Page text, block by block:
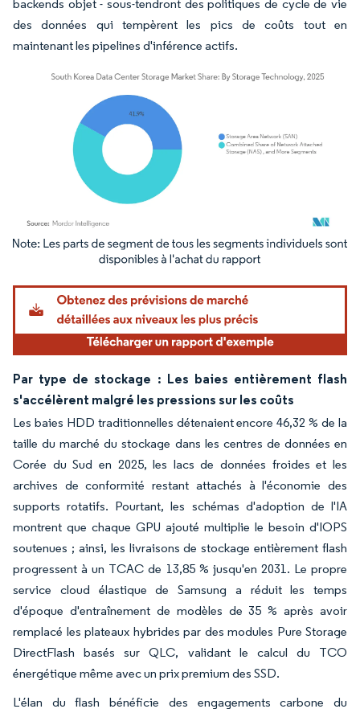
backends objet - sous-tendront des politiques de cycle de vie
des données qui tempèrent les pics de coûts tout en
maintenant les pipelines d'inférence actifs.
Image © Mordor Intelligence. La réutilisation nécessite une attribution sous CC BY
Par type de stockage : Les baies entièrement flash
s'accélèrent malgré les pressions sur les coûts
Les baies HDD traditionnelles détenaient encore 46,32 % de la
taille du marché du stockage dans les centres de données en
Corée du Sud en 2025, les lacs de données froides et les
archives de conformité restant attachés à l'économie des
supports rotatifs. Pourtant, les schémas d'adoption de l'IA
montrent que chaque GPU ajouté multiplie le besoin d'IOPS
soutenues ; ainsi, les livraisons de stockage entièrement flash
progressent à un TCAC de 13,85 % jusqu'en 2031. Le propre
service cloud élastique de Samsung a réduit les temps
d'époque d'entraînement de modèles de 35 % après avoir
remplacé les plateaux hybrides par des modules Pure Storage
DirectFlash basés sur QLC, validant le calcul du TCO
énergétique même avec un prix premium des SSD.
L'élan du flash bénéficie des engagements carbone du